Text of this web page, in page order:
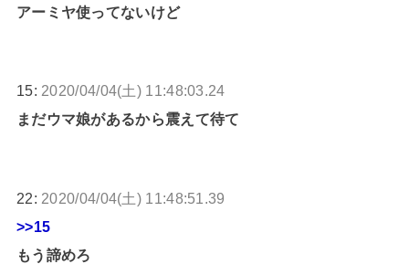
アーミヤ使ってないけど
15: 2020/04/04(土) 11:48:03.24
まだウマ娘があるから震えて待て
22: 2020/04/04(土) 11:48:51.39
>>15
もう諦めろ